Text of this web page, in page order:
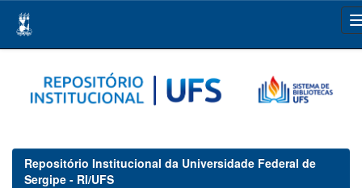
navigation
Repositório Institucional da Universidade Federal de
Sergipe - RI/UFS